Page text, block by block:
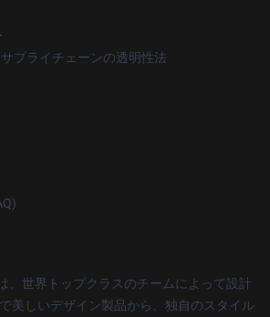
プライチェーンの透明性法
、世界トップクラスのチームによって設計
美しいデザイン製品から、独自のスタイル